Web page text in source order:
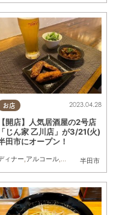
記事,家族
お店
半田市
2023.04.28
【開店】人気居酒屋の2号店
「じん家 乙川店」が3/21(火)
田市にオープン！
ィナー,アルコール,おひとりさま